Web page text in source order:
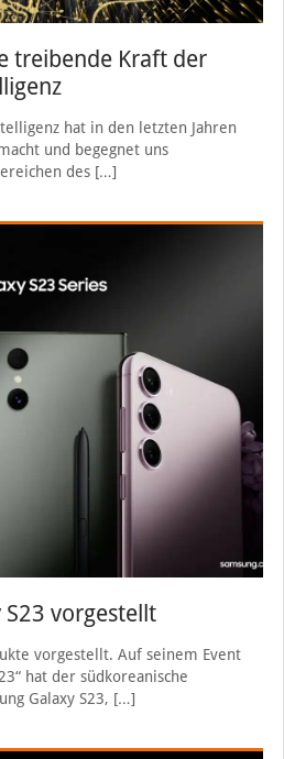
treibende Kraft der
hat in den letzten Jahren
und begegnet uns
des[…]
S23 vorgestellt
vorgestellt. Auf seinem Event
hat der südkoreanische
Galaxy S23, […]